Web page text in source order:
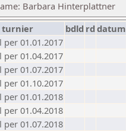
Barbara Hinterplattner
turnier bdld rd datum
per 01.01.2017
per 01.04.2017
per 01.07.2017
per 01.10.2017
per 01.01.2018
per 01.04.2018
per 01.07.2018